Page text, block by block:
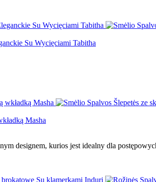
Su Wycięciami Tabitha
Masha
designem, kurios jest idealny dla